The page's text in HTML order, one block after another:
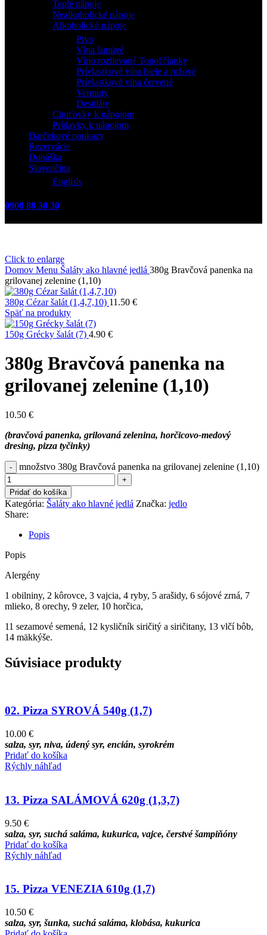
Teplé nápoje
Nealkoholické nápoje
Alkoholické nápoje
Pivo
Vína šumivé
Víno rozlievané Topoľčianky
Prívlastkové vína biele a ružové
Prívlastkové vína červené
Vermuty
Destiláty
Chuťovky k nápojom
Prídavky k nápojom
Darčekové poukazy
Rezervácie
Donáška
Slovenčina
English
0908 88 30 30
Click to enlarge
Domov Menu Šaláty ako hlavné jedlá 380g Bravčová panenka na
grilovanej zelenine (1,10)
380g Cézar šalát (1,4,7,10) 11.50 €
Späť na produkty
150g Grécky šalát (7) 4.90 €
380g Bravčová panenka na
grilovanej zelenine (1,10)
10.50 €
(bravčová panenka, grilovaná zelenina, horčicovo-medový
dresing, pizza tyčinky)
množstvo 380g Bravčová panenka na grilovanej zelenine (1,10)
Pridať do košíka
Kategória: Šaláty ako hlavné jedlá Značka: jedlo
Share:
Popis
Popis
Alergény
1 obilniny, 2 kôrovce, 3 vajcia, 4 ryby, 5 arašidy, 6 sójové zrná, 7
mlieko, 8 orechy, 9 zeler, 10 horčica,
11 sezamové semená, 12 kysličník siričitý a siričitany, 13 vlčí bôb,
14 mäkkýše.
Súvisiace produkty
02. Pizza SYROVÁ 540g (1,7)
10.00 €
salza, syr, niva, údený syr, encián, syrokrém
Pridať do košíka
Rýchly náhľad
13. Pizza SALÁMOVÁ 620g (1,3,7)
9.50 €
salza, syr, suchá saláma, kukurica, vajce, čerstvé šampiňóny
Pridať do košíka
Rýchly náhľad
15. Pizza VENEZIA 610g (1,7)
10.50 €
salza, syr, šunka, suchá saláma, klobása, kukurica